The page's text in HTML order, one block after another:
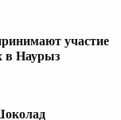
участие
в Наурыз